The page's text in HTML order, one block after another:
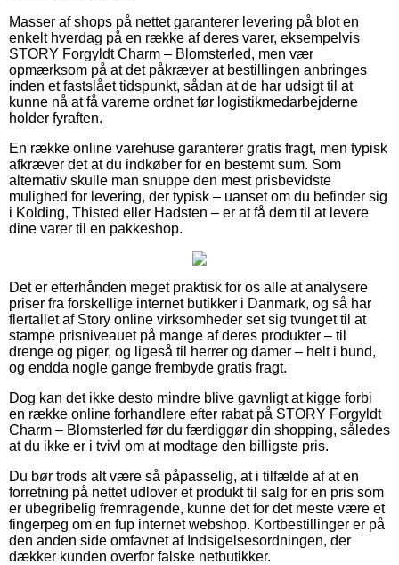
Masser af shops på nettet garanterer levering på blot en
enkelt hverdag på en række af deres varer, eksempelvis
STORY Forgyldt Charm – Blomsterled, men vær
opmærksom på at det påkræver at bestillingen anbringes
inden et fastslået tidspunkt, sådan at de har udsigt til at
kunne nå at få varerne ordnet før logistikmedarbejderne
holder fyraften.
En række online varehuse garanterer gratis fragt, men typisk
afkræver det at du indkøber for en bestemt sum. Som
alternativ skulle man snuppe den mest prisbevidste
mulighed for levering, der typisk – uanset om du befinder sig
i Kolding, Thisted eller Hadsten – er at få dem til at levere
dine varer til en pakkeshop.
Det er efterhånden meget praktisk for os alle at analysere
priser fra forskellige internet butikker i Danmark, og så har
flertallet af Story online virksomheder set sig tvunget til at
stampe prisniveauet på mange af deres produkter – til
drenge og piger, og ligeså til herrer og damer – helt i bund,
og endda nogle gange frembyde gratis fragt.
Dog kan det ikke desto mindre blive gavnligt at kigge forbi
en række online forhandlere efter rabat på STORY Forgyldt
Charm – Blomsterled før du færdiggør din shopping, således
at du ikke er i tvivl om at modtage den billigste pris.
Du bør trods alt være så påpasselig, at i tilfælde af at en
forretning på nettet udlover et produkt til salg for en pris som
er ubegribelig fremragende, kunne det for det meste være et
fingerpeg om en fup internet webshop. Kortbestillinger er på
den anden side omfavnet af Indsigelsesordningen, der
dækker kunden overfor falske netbutikker.